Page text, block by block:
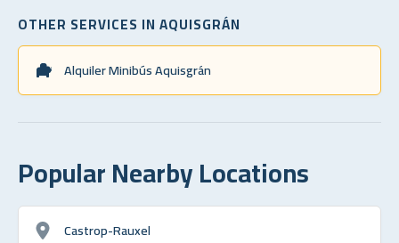
OTHER SERVICES IN AQUISGRÁN
Alquiler Minibús Aquisgrán
Popular Nearby Locations
Castrop-Rauxel